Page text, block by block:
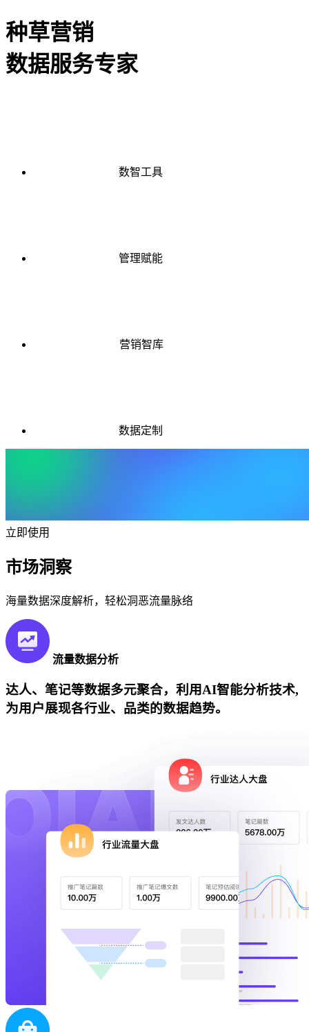
种草营销
数据服务专家
数智工具
管理赋能
营销智库
数据定制
立即使用
市场洞察
海量数据深度解析，轻松洞恶流量脉络
流量数据分析
达人、笔记等数据多元聚合，利用AI智能分析技术,
为用户展现各行业、品类的数据趋势。